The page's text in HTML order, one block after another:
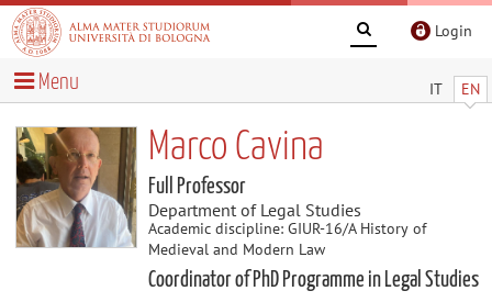
Login
IT EN
Menu
Marco Cavina
Full Professor
Department of Legal Studies
Academic discipline: GIUR-16/A History of
Medieval and Modern Law
Coordinator of PhD Programme in Legal Studies